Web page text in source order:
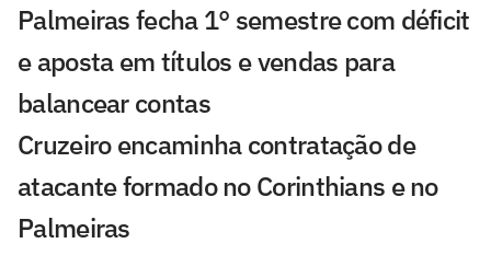
Palmeiras fecha 1° semestre com déficit
e aposta em títulos e vendas para
balancear contas
Cruzeiro encaminha contratação de
atacante formado no Corinthians e no
Palmeiras